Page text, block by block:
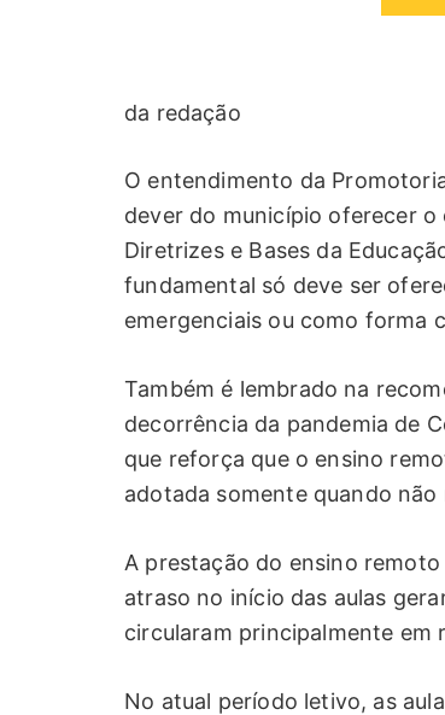
da redação
O entendimento da
dever do município oferecer o
Diretrizes e Bases da
fundamental só deve ser
emergenciais ou como forma
Também é lembrado na
decorrência da pandemia de
que reforça que o ensino
adotada somente quando
A prestação do ensino
atraso no início das aulas
circularam principalmente em
No atual período letivo, as